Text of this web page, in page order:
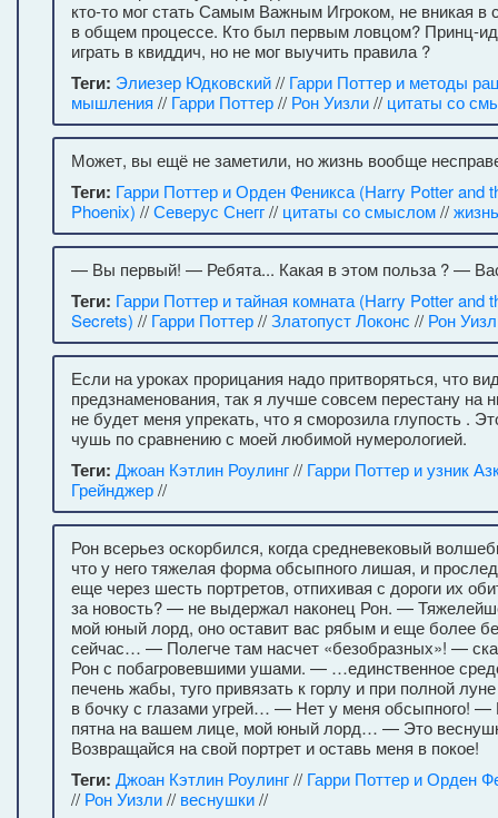
кто-то мог стать Самым Важным Игроком, не вникая в
в общем процессе. Кто был первым ловцом? Принц-
играть в квиддич, но не мог выучить правила ?
Теги: Элиезер Юдковский// Гарри Поттер и методы
мышления // Гарри Поттер// Рон Уизли// цитаты со
Может, вы ещё не заметили, но жизнь вообще
Теги: Гарри Поттер и Орден Феникса (Harry Potter and
Phoenix) //Северус Снегг// цитаты со смыслом//жизнь
— Вы первый! — Ребята... Какая в этом польза ? —
Теги: Гарри Поттер и тайная комната (Harry Potter and
Secrets) // Гарри Поттер//Златопуст Локонс // Рон
Если на уроках прорицания надо притворяться, что
предзнаменования, так я лучше совсем перестану на
не будет меня упрекать, что я сморозила глупость .
чушь по сравнению с моей любимой нумерологией.
Теги: Джоан Кэтлин Роулинг// Гарри Поттер и узник
Грейнджер//
Рон всерьез оскорбился, когда средневековый
что у него тяжелая форма обсыпного лишая, и
еще через шесть портретов, отпихивая с дороги их
за новость? — не выдержал наконец Рон. —
мой юный лорд, оно оставит вас рябым и еще более
сейчас… — Полегче там насчет «безобразных»! —
Рон с побагровевшими ушами. — …единственное
печень жабы, туго привязать к горлу и при полной
в бочку с глазами угрей… — Нет у меня обсыпного! —
пятна на вашем лице, мой юный лорд… — Это
Возвращайся на свой портрет и оставь меня в покое!
Теги: Джоан Кэтлин Роулинг// Гарри Поттер и Орден
// Рон Уизли// веснушки//